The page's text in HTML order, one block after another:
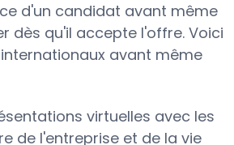
d'un candidat avant même
dès qu'il accepte l'offre. Voici
avant même
virtuelles avec les
de l'entreprise et de la vie